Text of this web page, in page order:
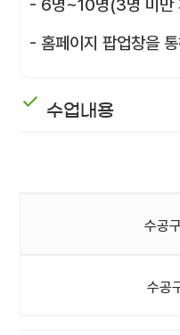
- 6명~10명(3명 미만
- 홈페이지 팝업창을
수업내용
수공
수공